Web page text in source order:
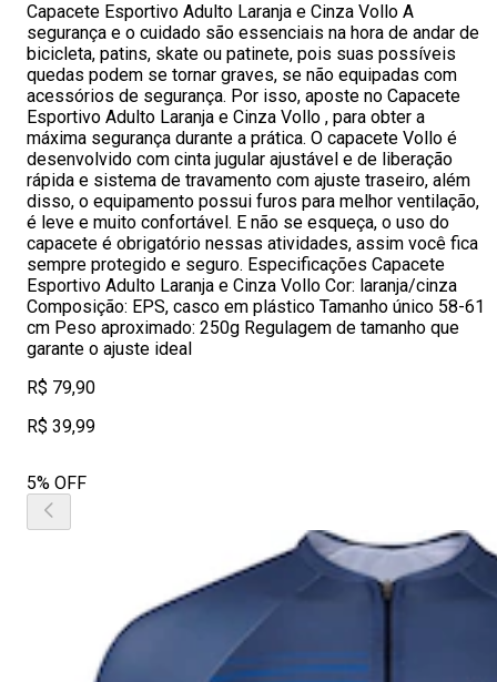
Capacete Esportivo Adulto Laranja e Cinza Vollo A
segurança e o cuidado são essenciais na hora de andar de
bicicleta, patins, skate ou patinete, pois suas possíveis
quedas podem se tornar graves, se não equipadas com
acessórios de segurança. Por isso, aposte no Capacete
Esportivo Adulto Laranja e Cinza Vollo , para obter a
máxima segurança durante a prática. O capacete Vollo é
desenvolvido com cinta jugular ajustável e de liberação
rápida e sistema de travamento com ajuste traseiro, além
disso, o equipamento possui furos para melhor ventilação,
é leve e muito confortável. E não se esqueça, o uso do
capacete é obrigatório nessas atividades, assim você fica
sempre protegido e seguro. Especificações Capacete
Esportivo Adulto Laranja e Cinza Vollo Cor: laranja/cinza
Composição: EPS, casco em plástico Tamanho único 58-61
cm Peso aproximado: 250g Regulagem de tamanho que
garante o ajuste ideal
R$ 79,90
R$ 39,99
5% OFF